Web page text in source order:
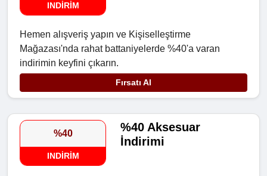
INDIRIM
Hemen alışveriş yapın ve Kişiselleştirme
Mağazası'nda rahat battaniyelerde %40'a varan
indirimin keyfini çıkarın.
Fırsatı Al
%40
INDIRIM
%40 Aksesuar
İndirimi